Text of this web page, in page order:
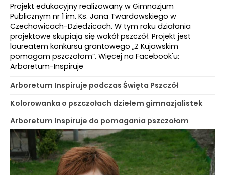
Projekt edukacyjny realizowany w Gimnazjum
Publicznym nr 1 im. Ks. Jana Twardowskiego w
Czechowicach-Dziedzicach. W tym roku działania
projektowe skupiają się wokół pszczół. Projekt jest
laureatem konkursu grantowego „Z Kujawskim
pomagam pszczołom”. Więcej na Facebook'u:
Arboretum-Inspiruje
Arboretum Inspiruje podczas Święta Pszczół
Kolorowanka o pszczołach dziełem gimnazjalistek
Arboretum Inspiruje do pomagania pszczołom